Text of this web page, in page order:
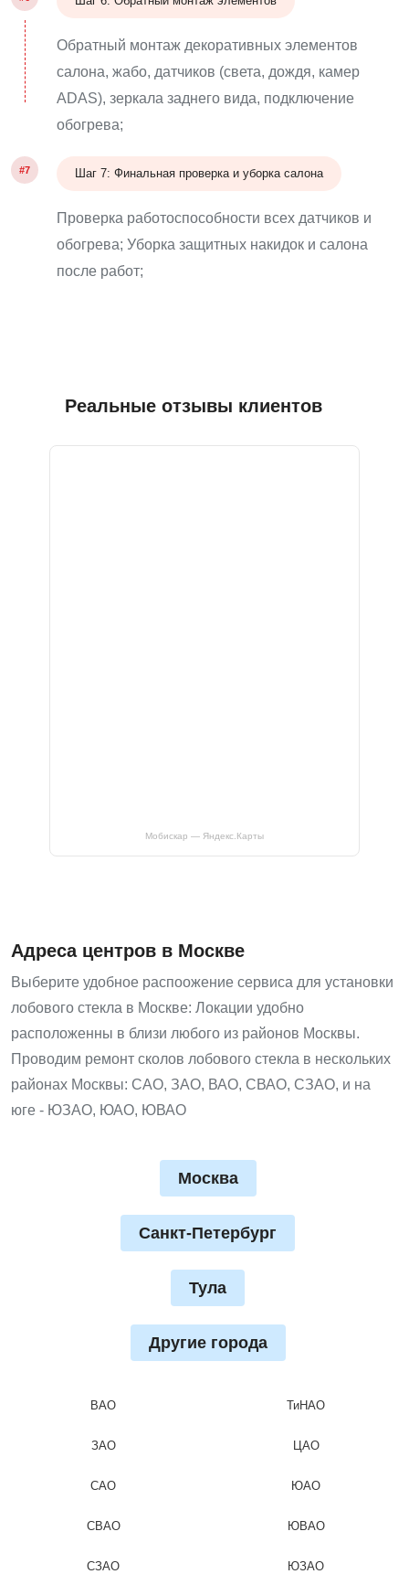
Обратный монтаж декоративных элементов
салона, жабо, датчиков (света, дождя, камер
ADAS), зеркала заднего вида, подключение
обогрева;
#7 Шаг 7: Финальная проверка и уборка салона
Проверка работоспособности всех датчиков и
обогрева; Уборка защитных накидок и салона
после работ;
Реальные отзывы клиентов
Мобискар — Яндекс.Карты
Адреса центров в Москве
Выберите удобное распоожение сервиса для установки
лобового стекла в Москве: Локации удобно
расположенны в близи любого из районов Москвы.
Проводим ремонт сколов лобового стекла в нескольких
районах Москвы: САО, ЗАО, ВАО, СВАО, СЗАО, и на
юге - ЮЗАО, ЮАО, ЮВАО
Москва
Санкт-Петербург
Тула
Другие города
ВАО
ЗАО
САО
СВАО
СЗАО
ТиНАО
ЦАО
ЮАО
ЮВАО
ЮЗАО